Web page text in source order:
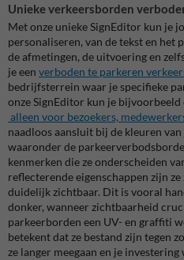
Unieke verkeersborden
Met onze unieke SignEditor kun je
personaliseren, van de tekst en het
de afmetingen, de uitvoering en
je een verboden te parkeren
bedrijfsterrein waar je specifieke
onze SignEditor kun je bijvoorbeeld
alleen voor bezoekers,
naadloos aansluit bij de kleuren
waaronder de
kenmerken die ze onderscheiden
reflecterende eigenschappen zijn
duidelijk zichtbaar. Dit is vooral
donker, wanneer zichtbaarheid
parkeerborden een UV- en graffiti
betekent dat ze bestand zijn tegen
ze langer meegaan en je